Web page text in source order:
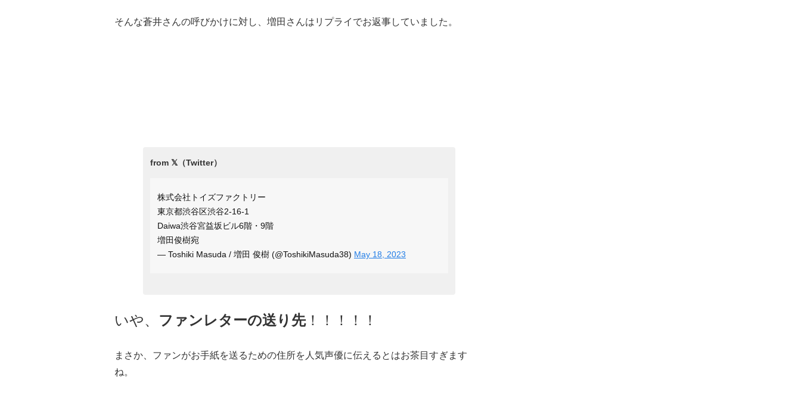
そんな蒼井さんの呼びかけに対し、増田さんはリプライでお返事していました。
株式会社トイズファクトリー
東京都渋谷区渋谷2-16-1
Daiwa渋谷宮益坂ビル6階・9階
増田俊樹宛
— Toshiki Masuda / 増田 俊樹 (@ToshikiMasuda38) May 18, 2023
いや、 ファンレターの送り先！！！！！
まさか、ファンがお手紙を送るための住所を人気声優に伝えるとはお茶目すぎます
ね。